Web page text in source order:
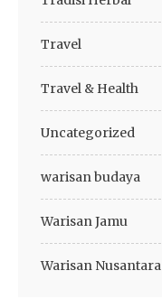
Travel
Travel & Health
Uncategorized
warisan budaya
Warisan Jamu
Warisan Nusantara